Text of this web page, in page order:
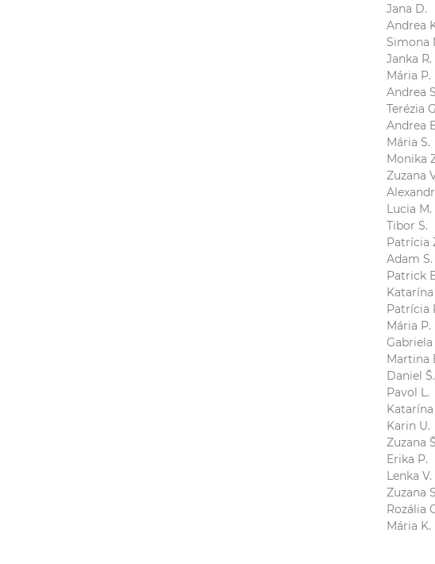
Jana D.
Andrea
Simona
Janka R.
Mária P.
Andrea
Terézia
Andrea
Mária S.
Monika
Zuzana
Lucia M.
Tibor S.
Patrícia
Adam S.
Patrick
Katarína
Patrícia
Mária P.
Gabriela
Martina
Daniel Š.
Pavol L.
Katarína
Karin U.
Zuzana
Erika P.
Lenka V.
Zuzana
Rozália
Mária K.